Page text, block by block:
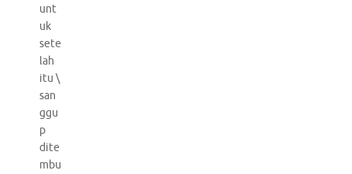
unt
uk
sete
lah
itu \
san
ggu
p
dite
mbu